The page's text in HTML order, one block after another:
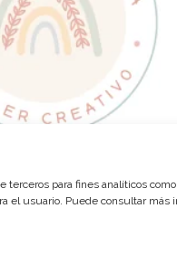
terceros para fines analíticos
el usuario. Puede consultar más